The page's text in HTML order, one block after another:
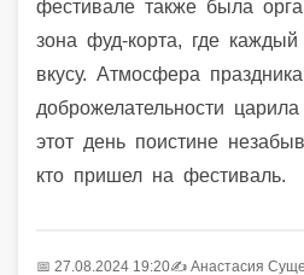
фестивале также была
зона фуд-корта, где
вкусу. Атмосфера
доброжелательности
этот день поистине
кто пришел на фестиваль.
📅 27.08.2024 19:20✍️ Анастасия